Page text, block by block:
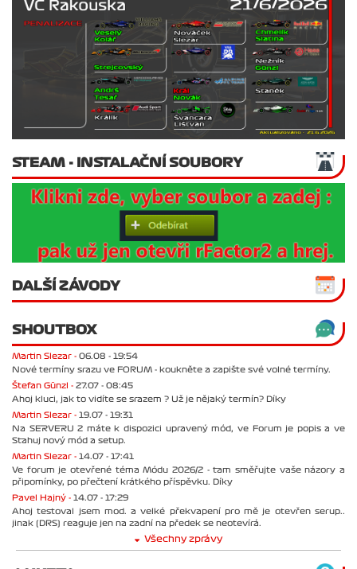
STEAM - INSTALAČNÍ SOUBORY
DALŠÍ ZÁVODY
SHOUTBOX
Martin Slezar - 06.08 - 19:54
Nové termíny srazu ve FORUM - koukněte a zapište své volné termíny.
Štefan Günzl - 27.07 - 08:45
Ahoj kluci, jak to vidíte se srazem ? Už je nějaký termín? Díky
Martin Slezar - 19.07 - 19:31
Na SERVERU 2 máte k dispozici upravený mód, ve Forum je popis a ve
Stahuj nový mód a setup.
Martin Slezar - 14.07 - 17:41
Ve forum je otevřené téma Módu 2026/2 - tam směřujte vaše názory a
připomínky, po přečtení krátkého příspěvku. Díky
Pavel Hajný - 14.07 - 17:29
Ahoj testoval jsem mod. a velké překvapení pro mě je otevřen serup..
jinak (DRS) reaguje jen na zadní na předek se neotevírá.
Všechny zprávy